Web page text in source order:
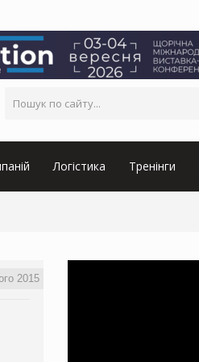
Логістика Тренінги
2015